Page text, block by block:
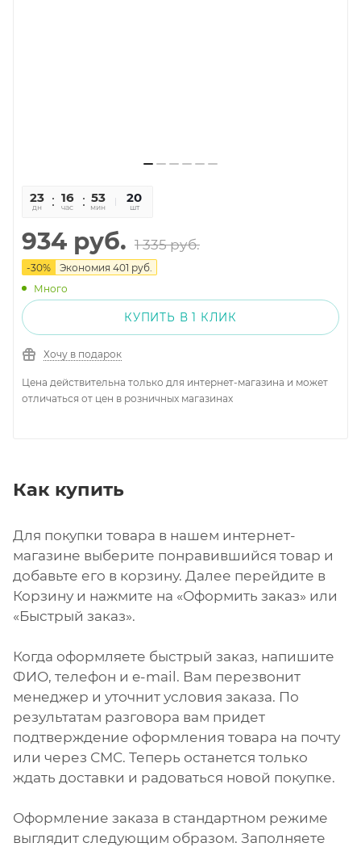
23
дн
16
час
53
мин
36
сек
20
шт
934 руб. 1 335руб.
-30% Экономия 401 руб.
Много
КУПИТЬ В 1 КЛИК
Хочу в подарок
Цена действительна только для интернет-магазина и может
отличаться от цен в розничных магазинах
Как купить
Для покупки товара в нашем интернет-
магазине выберите понравившийся товар и
добавьте его в корзину. Далее перейдите в
Корзину и нажмите на «Оформить заказ» или
«Быстрый заказ».
Когда оформляете быстрый заказ, напишите
ФИО, телефон и e-mail. Вам перезвонит
менеджер и уточнит условия заказа. По
результатам разговора вам придет
подтверждение оформления товара на почту
или через СМС. Теперь останется только
ждать доставки и радоваться новой покупке.
Оформление заказа в стандартном режиме
выглядит следующим образом. Заполняете